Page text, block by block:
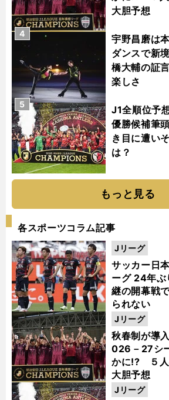
大胆予想
宇野昌磨は
ダンスで新
橋大輔の証
楽しさ
4
J1全順位予
優勝候補筆
き目に遭い
は？
5
もっと見る
各スポーツコラム記事
サッカー日
ーグ 24年ぶ
継の開幕戦
られない
Jリーグ
秋春制が導
026－27シ
かに!? ５人
大胆予想
Jリーグ
Jリーグ